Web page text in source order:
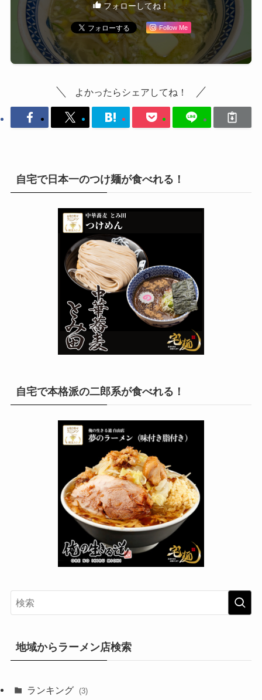
フォローしてね！
Follow Me
よかったらシェアしてね！
自宅で日本一のつけ麺が食べれる！
自宅で本格派の二郎系が食べれる！
地域からラーメン店検索
ランキング (3)